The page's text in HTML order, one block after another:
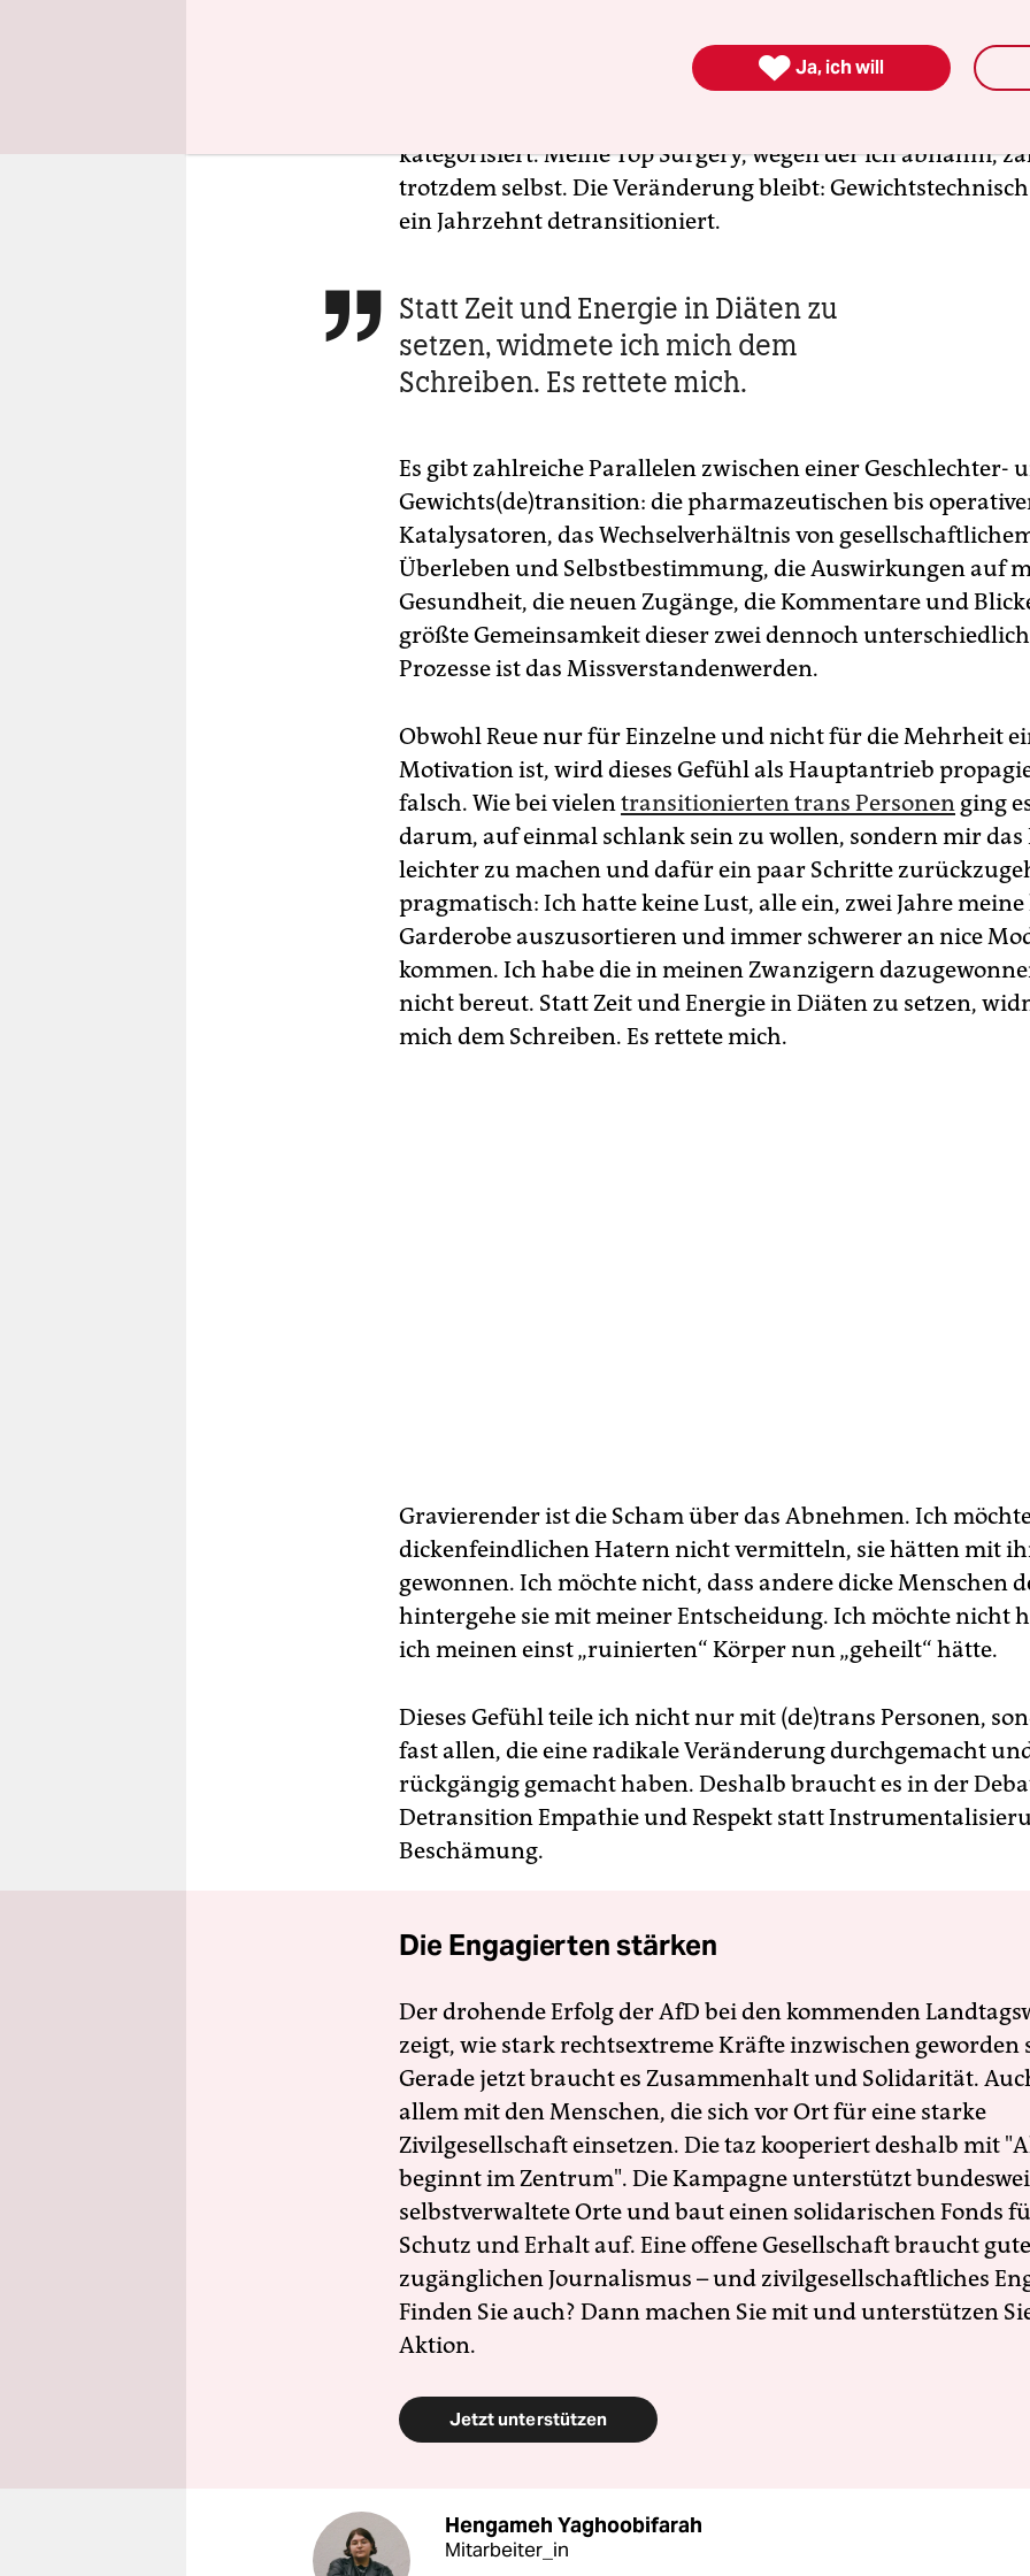
Bis ich mich mit 28 entschied, es nicht mehr zu tun. Mein
veränderte sich von ziemlich dick zu etwas dick – dachte
kategorisiert. Meine Top Surgery, wegen der ich abnahm,
trotzdem selbst. Die Veränderung bleibt:
ein Jahrzehnt detransitioniert.
 Statt Zeit und Energie in Diäten zu
setzen, widmete ich mich dem
Schreiben. Es rettete mich.
Es gibt zahlreiche Parallelen zwischen einer Geschlechter-
Gewichts(de)transition: die pharmazeutischen bis
Katalysatoren, das Wechselverhältnis von
Überleben und Selbstbestimmung, die Auswirkungen auf
Gesundheit, die neuen Zugänge, die Kommentare und
größte Gemeinsamkeit dieser zwei dennoch
Prozesse ist das Missverstandenwerden.
Obwohl Reue nur für Einzelne und nicht für die Mehrheit
Motivation ist, wird dieses Gefühl als Hauptantrieb
falsch. Wie bei vielentransitionierten trans Personen ging
darum, auf einmal schlank sein zu wollen, sondern mir das
leichter zu machen und dafür ein paar Schritte
pragmatisch: Ich hatte keine Lust, alle ein, zwei Jahre
Garderobe auszusortieren und immer schwerer an nice
kommen. Ich habe die in meinen Zwanzigern
nicht bereut. Statt Zeit und Energie in Diäten zu setzen,
mich dem Schreiben. Es rettete mich.
Gravierender ist die Scham über das Abnehmen. Ich
dickenfeindlichen Hatern nicht vermitteln, sie hätten mit
gewonnen. Ich möchte nicht, dass andere dicke Menschen
hintergehe sie mit meiner Entscheidung. Ich möchte nicht
ich meinen einst „ruinierten“ Körper nun „geheilt“ hätte.
Dieses Gefühl teile ich nicht nur mit (de)trans Personen,
fast allen, die eine radikale Veränderung durchgemacht
rückgängig gemacht haben. Deshalb braucht es in der
Detransition Empathie und Respekt statt
Beschämung.
Die Engagierten stärken
Der drohende Erfolg der AfD bei den kommenden
zeigt, wie stark rechtsextreme Kräfte inzwischen geworden
Gerade jetzt braucht es Zusammenhalt und Solidarität.
allem mit den Menschen, die sich vor Ort für eine starke
Zivilgesellschaft einsetzen. Die taz kooperiert deshalb mit
beginnt im Zentrum". Die Kampagne unterstützt
selbstverwaltete Orte und baut einen solidarischen Fonds
Schutz und Erhalt auf. Eine offene Gesellschaft braucht
zugänglichen Journalismus – und zivilgesellschaftliches
Finden Sie auch? Dann machen Sie mit und unterstützen
Aktion.
Jetzt unterstützen
Hengameh Yaghoobifarah
Mitarbeiter_in
 Ja, ich will